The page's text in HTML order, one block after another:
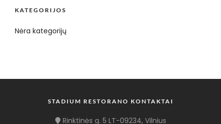
KATEGORIJOS
Nėra kategorijų
STADIUM RESTORANO KONTAKTAI
Rinktinės g. 5 LT-09234, Vilnius